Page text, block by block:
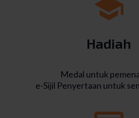
Hadiah
Medal untuk
e-Sijil Penyertaan untuk